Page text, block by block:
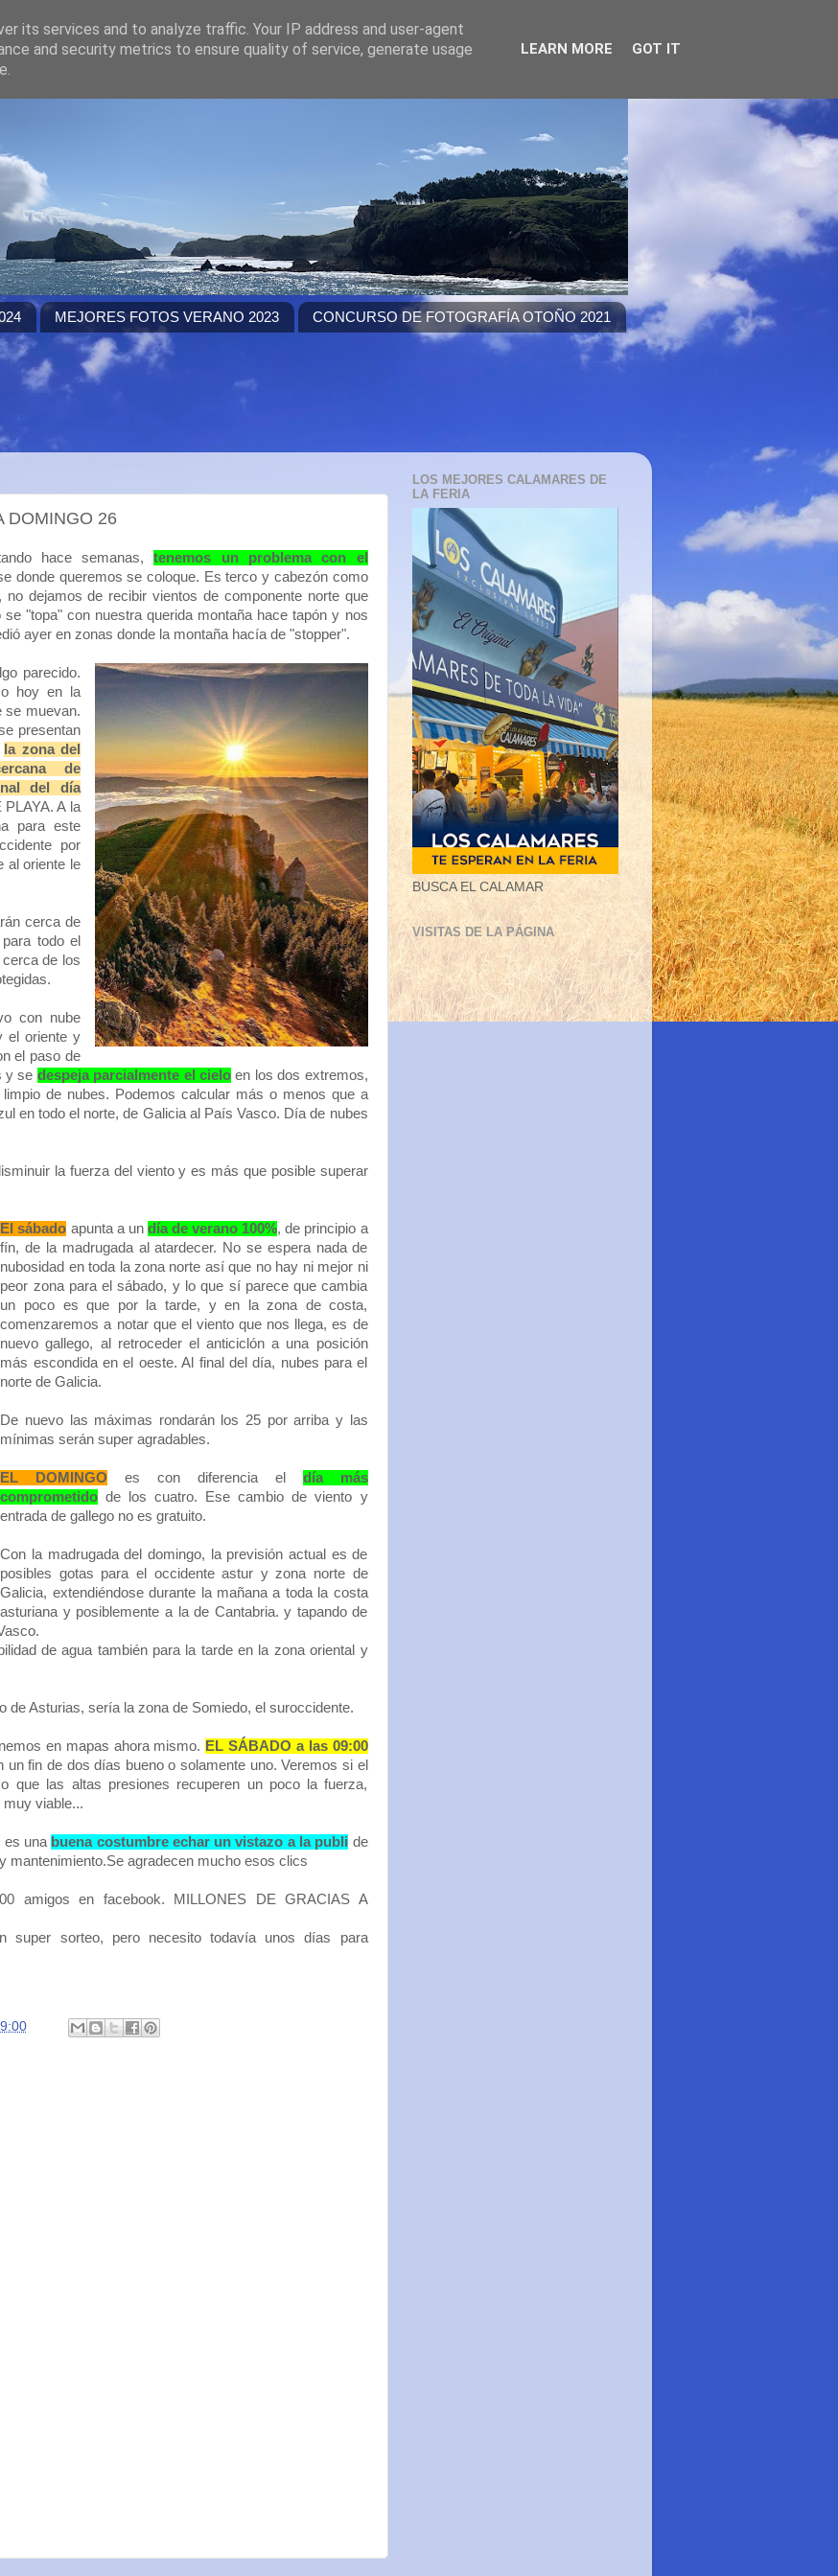
MEJORES FOTOS VERANO 2023 CONCURSO DE FOTOGRAFÍA OTOÑO 2021
DOMINGO 26
hace semanas,tenemos un problema con el
donde queremos se coloque. Es terco y cabezón como
dejamos de recibir vientos de componente norte que
"topa" con nuestra querida montaña hace tapón y nos
ayer en zonas donde la montaña hacía de "stopper".
parecido.
hoy en la
se muevan.
presentan
la zona del
de
del día
PLAYA. A la
para este
por
al oriente le
cerca de
todo el
de los
con nube
el oriente y
el paso de
y se despeja parcialmente el cieloen los dos extremos,
de nubes. Podemos calcular más o menos que a
en todo el norte, de Galicia al País Vasco. Día de nubes
la fuerza del viento y es más que posible superar
El sábado apunta a un día de verano 100%, de principio a
fín, de la madrugada al atardecer. No se espera nada de
nubosidad en toda la zona norte así que no hay ni mejor ni
peor zona para el sábado, y lo que sí parece que cambia
un poco es que por la tarde, y en la zona de costa,
comenzaremos a notar que el viento que nos llega, es de
nuevo gallego, al retroceder el anticiclón a una posición
más escondida en el oeste. Al final del día, nubes para el
norte de Galicia.
De nuevo las máximas rondarán los 25 por arriba y las
mínimas serán super agradables.
EL DOMINGO es con diferencia el día más
comprometido de los cuatro. Ese cambio de viento y
entrada de gallego no es gratuito.
Con la madrugada del domingo, la previsión actual es de
posibles gotas para el occidente astur y zona norte de
Galicia, extendiéndose durante la mañana a toda la costa
asturiana y posiblemente a la de Cantabria. y tapando de
de agua también para la tarde en la zona oriental y
de Asturias, sería la zona de Somiedo, el suroccidente.
en mapas ahora mismo. EL SÁBADO a las 09:00
fin de dos días bueno o solamente uno. Veremos si el
que las altas presiones recuperen un poco la fuerza,
viable...
es una buena costumbre echar un vistazo a la publi de
mantenimiento.Se agradecen mucho esos clics
amigos en facebook. MILLONES DE GRACIAS A
super sorteo, pero necesito todavía unos días para
9:00
LOS MEJORES CALAMARES DE
LA FERIA
BUSCA EL CALAMAR
VISITAS DE LA PÁGINA
its services and to analyze traffic. Your IP address and user-agent
and security metrics to ensure quality of service, generate usage
LEARN MORE GOT IT